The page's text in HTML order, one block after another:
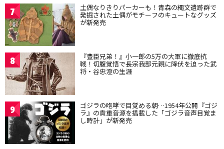
7 土偶なりきりパーカーも！青森の縄文遺跡群で
発掘された土偶がモチーフのキュートなグッズ
が新発売
8 『豊臣兄弟！』小一郎の5万の大軍に徹底抗
戦！切腹覚悟で長宗我部元親に降伏を迫った武
将・谷忠澄の生涯
9 ゴジラの咆哮で目覚める朝…1954年公開『ゴジ
ラ』の貴重音源を搭載した「ゴジラ音声目覚ま
し時計」が新発売